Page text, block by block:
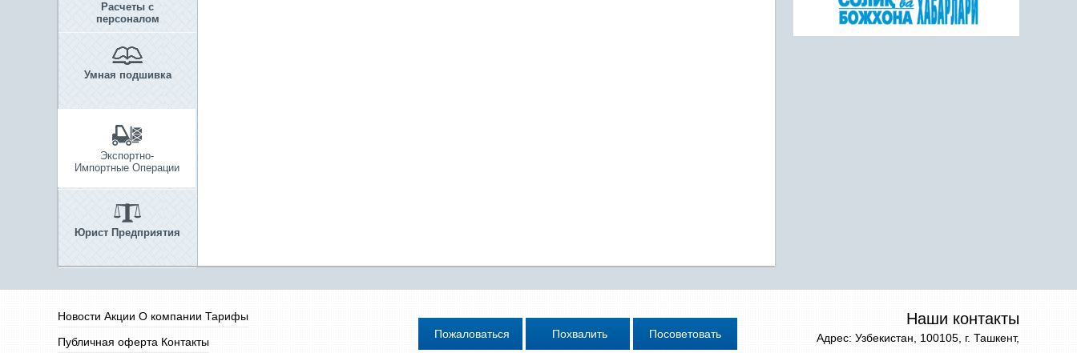
Расчеты с
персоналом
Умная подшивка
Экспортно-
Импортные Операции
Юрист Предприятия
Новости Акции О компании Тарифы
Публичная оферта Контакты
Наши контакты
Адрес: Узбекистан, 100105, г. Ташкент,